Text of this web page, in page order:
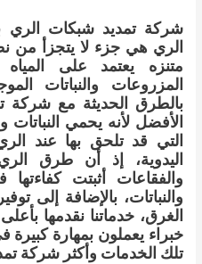
شركة تمديد شبكات الري
الري هي جزء لا يتجزأ من
متنزه يعتمد على
المزروعات والنباتات
بالطرق الحديثة مع شركة
الأفضل لأنه يحمي النباتات
التي قد تلحق بها عند
اليدوية، إذ أن طرق
والفقاعات أثبتت
والنباتات، بالإضافة إلى
الغرق، خدماتنا نقدمها
خبراء يعملون بمهارة
تلك الخدمات وأكثر شركة